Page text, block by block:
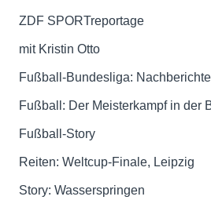
ZDF SPORTreportage
mit Kristin Otto
Fußball-Bundesliga: Nachberichte
Fußball: Der Meisterkampf in der
Fußball-Story
Reiten: Weltcup-Finale, Leipzig
Story: Wasserspringen